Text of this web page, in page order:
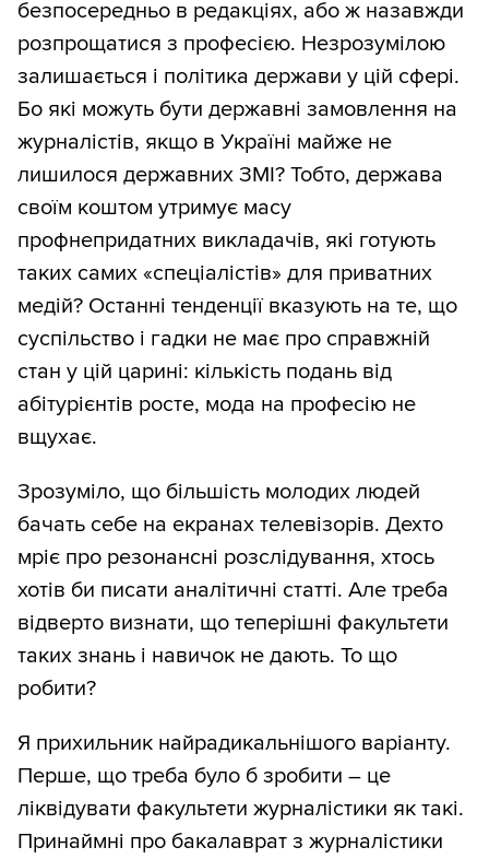
безпосередньо в редакціях, або ж назавжди
розпрощатися з професією. Незрозумілою
залишається і політика держави у цій сфері.
Бо які можуть бути державні замовлення на
журналістів, якщо в Україні майже не
лишилося державних ЗМІ? Тобто, держава
своїм коштом утримує масу
профнепридатних викладачів, які готують
таких самих «спеціалістів» для приватних
медій? Останні тенденції вказують на те, що
суспільство і гадки не має про справжній
стан у цій царині: кількість подань від
абітурієнтів росте, мода на професію не
вщухає.
Зрозуміло, що більшість молодих людей
бачать себе на екранах телевізорів. Дехто
мріє про резонансні розслідування, хтось
хотів би писати аналітичні статті. Але треба
відверто визнати, що теперішні факультети
таких знань і навичок не дають. То що
робити?
Я прихильник найрадикальнішого варіанту.
Перше, що треба було б зробити – це
ліквідувати факультети журналістики як такі.
Принаймні про бакалаврат з журналістики